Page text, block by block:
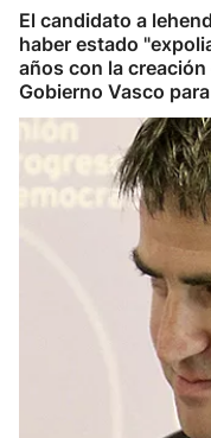
El candidato a
haber estado
años con la
Gobierno Vasco